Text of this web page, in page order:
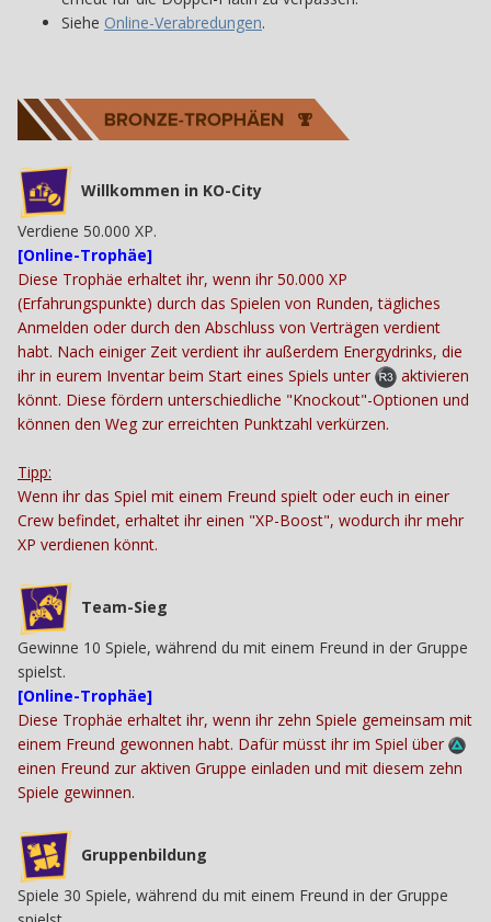
Siehe Online-Verabredungen.
Willkommen in KO-City
Verdiene 50.000 XP.
[Online-Trophäe]
Diese Trophäe erhaltet ihr, wenn ihr 50.000 XP
(Erfahrungspunkte) durch das Spielen von Runden, tägliches
Anmelden oder durch den Abschluss von Verträgen verdient
habt. Nach einiger Zeit verdient ihr außerdem Energydrinks, die
ihr in eurem Inventar beim Start eines Spiels unter
aktivieren
könnt. Diese fördern unterschiedliche "Knockout"-Optionen und
können den Weg zur erreichten Punktzahl verkürzen.
Tipp:
Wenn ihr das Spiel mit einem Freund spielt oder euch in einer
Crew befindet, erhaltet ihr einen "XP-Boost", wodurch ihr mehr
XP verdienen könnt.
Team-Sieg
Gewinne 10 Spiele, während du mit einem Freund in der Gruppe
spielst.
[Online-Trophäe]
Diese Trophäe erhaltet ihr, wenn ihr zehn Spiele gemeinsam mit
einem Freund gewonnen habt. Dafür müsst ihr im Spiel über
einen Freund zur aktiven Gruppe einladen und mit diesem zehn
Spiele gewinnen.
Gruppenbildung
Spiele 30 Spiele, während du mit einem Freund in der Gruppe